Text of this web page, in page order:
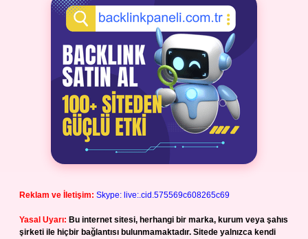
Reklam ve İletişim: Skype: live:.cid.575569c608265c69
Yasal Uyarı: Bu internet sitesi, herhangi bir marka, kurum veya şahıs
şirketi ile hiçbir bağlantısı bulunmamaktadır. Sitede yalnızca kendi